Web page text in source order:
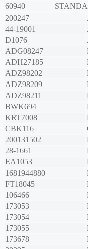
60940
200247
44-19001
D1076
ADG08247
ADH27185
ADZ98202
ADZ98209
ADZ98211
BWK694
KRT7008
CBK116
200131502
28-1661
EA1053
1681944880
FT18045
106466
173053
173054
173055
173678